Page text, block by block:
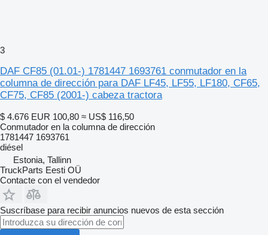
3
DAF CF85 (01.01-) 1781447 1693761 conmutador en la
columna de dirección para DAF LF45, LF55, LF180, CF65,
CF75, CF85 (2001-) cabeza tractora
$ 4.676 EUR 100,80 ≈ US$ 116,50
Conmutador en la columna de dirección
1781447 1693761
diésel
Estonia, Tallinn
TruckParts Eesti OÜ
Contacte con el vendedor
Suscríbase para recibir anuncios nuevos de esta sección